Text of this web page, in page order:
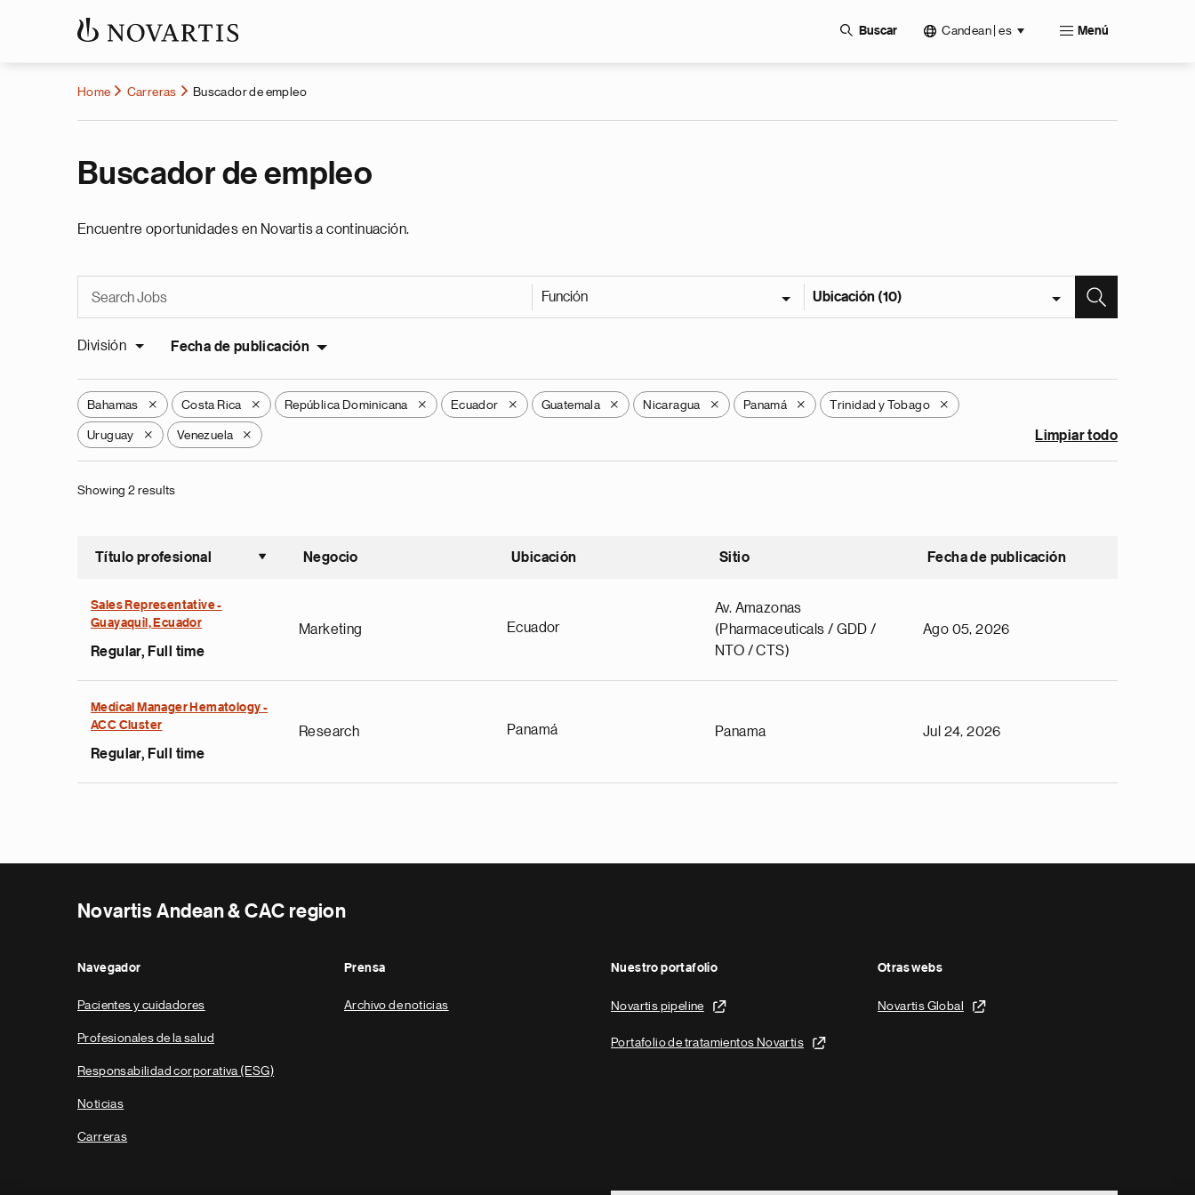
Buscar Candean | es Menú
Home Carreras Buscador de empleo
Buscador de empleo
Encuentre oportunidades en Novartis a continuación.
Función Ubicación (10)
División Fecha de publicación
Bahamas X Costa Rica X República Dominicana X Ecuador X Guatemala X Nicaragua X Panamá X Trinidad y Tobago X
Uruguay X Venezuela X Limpiar todo
Showing 2 results
Título profesional
Ordenar ascendente
Negocio Ubicación Sitio Fecha de publicación
Sales Representative -
Guayaquil, Ecuador
Regular, Full time
Marketing Ecuador
Av. Amazonas
(Pharmaceuticals / GDD /
NTO / CTS)
Ago 05, 2026
Medical Manager Hematology -
ACC Cluster
Regular, Full time
Research Panamá Panama Jul 24, 2026
Novartis Andean & CAC region
Navegador
Pacientes y cuidadores
Profesionales de la salud
Responsabilidad corporativa (ESG)
Noticias
Carreras
Prensa
Archivo de noticias
Nuestro portafolio
Novartis pipeline
Portafolio de tratamientos Novartis
Otras webs
Novartis Global